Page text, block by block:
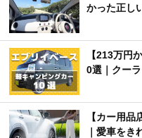
かった正し
【213万円
0選｜クー
【カー用
｜愛車を